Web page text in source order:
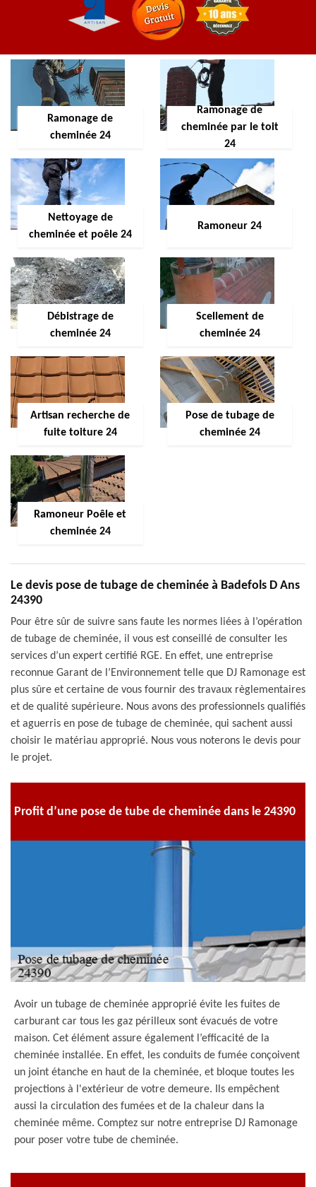
Ramonage de
cheminée 24
Ramonage de
cheminée par le toit
24
Nettoyage de
cheminée et poêle 24
Ramoneur 24
Débistrage de
cheminée 24
Scellement de
cheminée 24
Artisan recherche de
fuite toiture 24
Pose de tubage de
cheminée 24
Ramoneur Poêle et
cheminée 24
Le devis pose de tubage de cheminée à Badefols D Ans
24390
Pour être sûr de suivre sans faute les normes liées à l’opération
de tubage de cheminée, il vous est conseillé de consulter les
services d’un expert certifié RGE. En effet, une entreprise
reconnue Garant de l’Environnement telle que DJ Ramonage est
plus sûre et certaine de vous fournir des travaux règlementaires
et de qualité supérieure. Nous avons des professionnels qualifiés
et aguerris en pose de tubage de cheminée, qui sachent aussi
choisir le matériau approprié. Nous vous noterons le devis pour
le projet.
Profit d’une pose de tube de cheminée dans le 24390
Avoir un tubage de cheminée approprié évite les fuites de
carburant car tous les gaz périlleux sont évacués de votre
maison. Cet élément assure également l’efficacité de la
cheminée installée. En effet, les conduits de fumée conçoivent
un joint étanche en haut de la cheminée, et bloque toutes les
projections à l'extérieur de votre demeure. Ils empêchent
aussi la circulation des fumées et de la chaleur dans la
cheminée même. Comptez sur notre entreprise DJ Ramonage
pour poser votre tube de cheminée.